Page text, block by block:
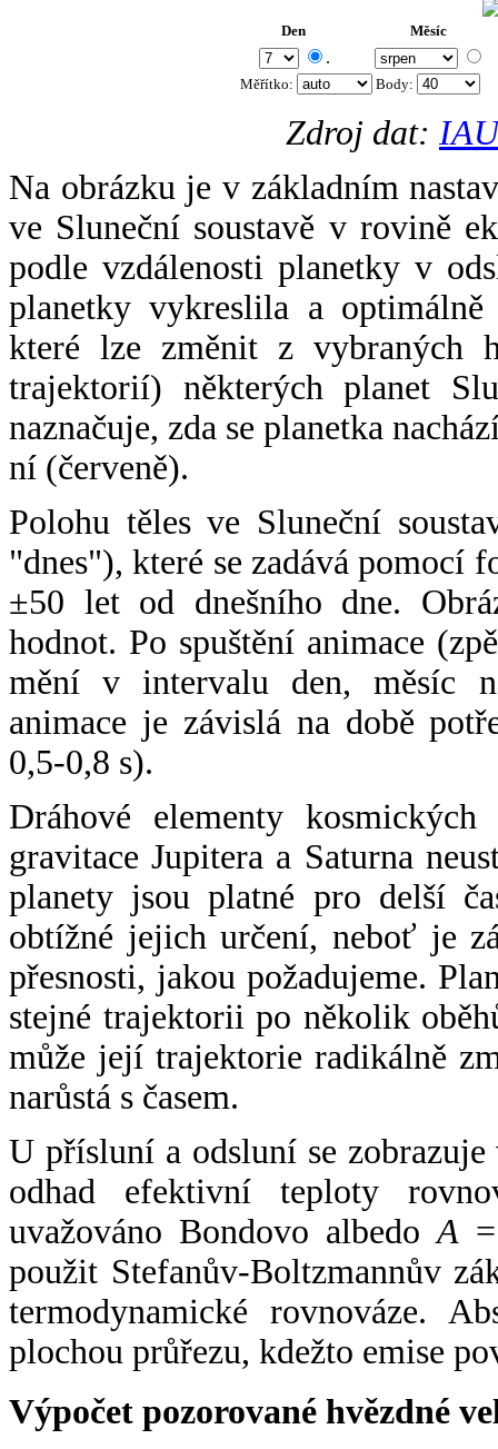
Den Měsíc
.
Měřítko: Body:
Zdroj dat:
Na obrázku je v základním
ve Sluneční soustavě v rovině
podle vzdálenosti planetky v
planetky vykreslila a
které lze změnit z vybraných
trajektorií) některých planet
naznačuje, zda se planetka
ní (červeně).
Polohu těles ve Sluneční
"dnes"), které se zadává pomocí
±50 let od dnešního dne.
hodnot. Po spuštění animace
mění v intervalu den, měsíc
animace je závislá na době
0,5-0,8 s).
Dráhové elementy
gravitace Jupitera a Saturna
planety jsou platné pro delší
obtížné jejich určení, neboť je
přesnosti, jakou požadujeme.
stejné trajektorii po několik
může její trajektorie radikálně
narůstá s časem.
U přísluní a odsluní se
odhad efektivní teploty
uvažováno Bondovo albedoA
použit Stefanův-Boltzmannův
termodynamické rovnováze.
plochou průřezu, kdežto emise
Výpočet pozorované hvězdné